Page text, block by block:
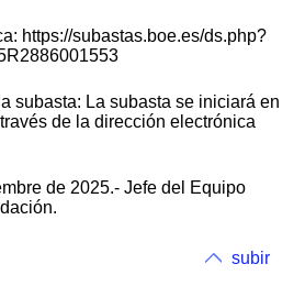
https://subastas.boe.es/ds.php?
subasta: La subasta se iniciará en
de la dirección electrónica
de 2025.- Jefe del Equipo
subir